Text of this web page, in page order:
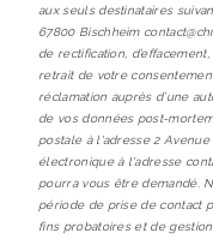
aux seuls destinataires
67800 Bischheim
de rectification,
retrait de votre
réclamation auprès d’une
de vos données post-
postale à l'adresse 2
électronique à l'adresse
pourra vous être demandé.
période de prise de contact
fins probatoires et de